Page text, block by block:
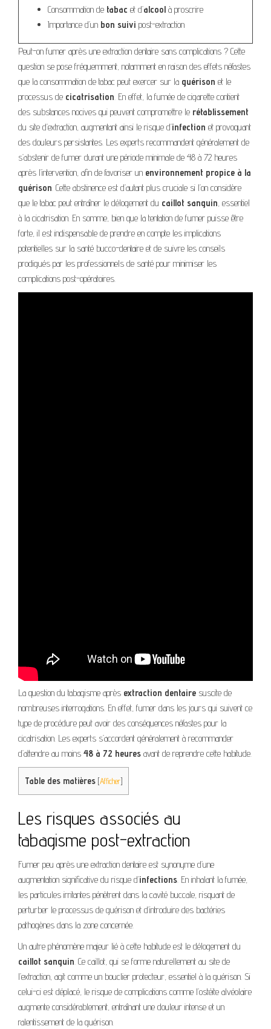
Consommation de tabac et d’alcool à proscrire
Importance d’un bon suivi post-extraction
Peut-on fumer après une extraction dentaire sans complications ? Cette
question se pose fréquemment, notamment en raison des effets néfastes
que la consommation de tabac peut exercer sur la guérison et le
processus de cicatrisation. En effet, la fumée de cigarette contient
des substances nocives qui peuvent compromettre le rétablissement
du site d’extraction, augmentant ainsi le risque d’infection et provoquant
des douleurs persistantes. Les experts recommandent généralement de
s’abstenir de fumer durant une période minimale de 48 à 72 heures
après l’intervention, afin de favoriser un environnement propice à la
guérison. Cette abstinence est d’autant plus cruciale si l’on considère
que le tabac peut entraîner le délogement du caillot sanguin, essentiel
à la cicatrisation. En somme, bien que la tentation de fumer puisse être
forte, il est indispensable de prendre en compte les implications
potentielles sur la santé bucco-dentaire et de suivre les conseils
prodigués par les professionnels de santé pour minimiser les
complications post-opératoires.
La question du tabagisme après extraction dentaire suscite de
nombreuses interrogations. En effet, fumer dans les jours qui suivent ce
type de procédure peut avoir des conséquences néfastes pour la
cicatrisation. Les experts s’accordent généralement à recommander
d’attendre au moins 48 à 72 heures avant de reprendre cette habitude.
Table des matières [Afficher]
Les risques associés au
tabagisme post-extraction
Fumer peu après une extraction dentaire est synonyme d’une
augmentation significative du risque d’infections. En inhalant la fumée,
les particules irritantes pénètrent dans la cavité buccale, risquant de
perturber le processus de guérison et d’introduire des bactéries
pathogènes dans la zone concernée.
Un autre phénomène majeur lié à cette habitude est le délogement du
caillot sanguin. Ce caillot, qui se forme naturellement au site de
l’extraction, agit comme un bouclier protecteur, essentiel à la guérison. Si
celui-ci est déplacé, le risque de complications comme l’ostéite alvéolaire
augmente considérablement, entraînant une douleur intense et un
ralentissement de la guérison.